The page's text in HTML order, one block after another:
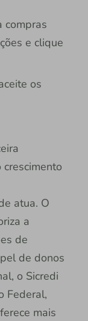
compras
e clique
os
atua. O
a
de
de donos
o Sicredi
Federal,
mais